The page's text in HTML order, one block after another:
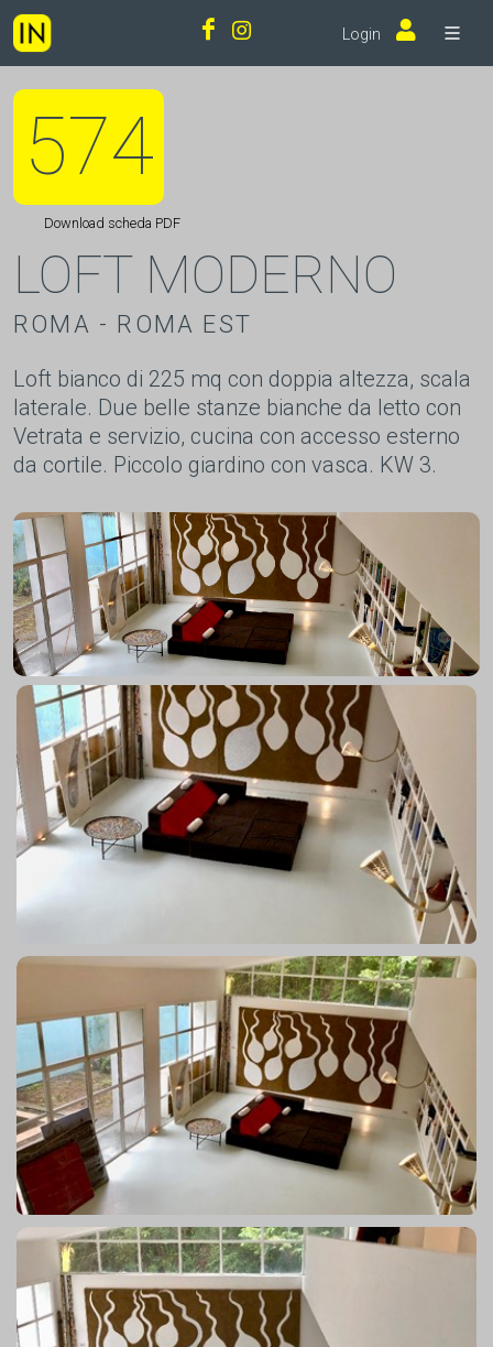
Login
574
Download scheda PDF
LOFT MODERNO
ROMA - ROMA EST
Loft bianco di 225 mq con doppia altezza, scala
laterale. Due belle stanze bianche da letto con
Vetrata e servizio, cucina con accesso esterno
da cortile. Piccolo giardino con vasca. KW 3.